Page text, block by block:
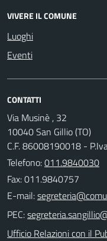
VIVERE IL COMUNE
Luoghi
Eventi
CONTATTI
Via Musinè , 32
10040 San Gillio (TO)
C.F. 86008190018 -
Telefono:011.9840030
Fax: 011.9840757
E-mail:
PEC:
Ufficio Relazioni con il